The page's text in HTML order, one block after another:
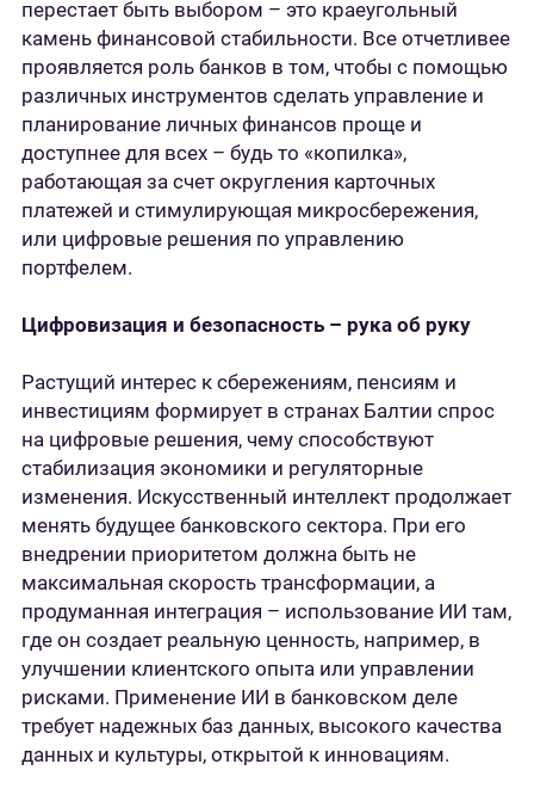
перестает быть выбором – это краеугольный
камень финансовой стабильности. Все отчетливее
проявляется роль банков в том, чтобы с помощью
различных инструментов сделать управление и
планирование личных финансов проще и
доступнее для всех – будь то «копилка»,
работающая за счет округления карточных
платежей и стимулирующая микросбережения,
или цифровые решения по управлению
портфелем.
Цифровизация и безопасность – рука об руку
Растущий интерес к сбережениям, пенсиям и
инвестициям формирует в странах Балтии спрос
на цифровые решения, чему способствуют
стабилизация экономики и регуляторные
изменения. Искусственный интеллект продолжает
менять будущее банковского сектора. При его
внедрении приоритетом должна быть не
максимальная скорость трансформации, а
продуманная интеграция – использование ИИ там,
где он создает реальную ценность, например, в
улучшении клиентского опыта или управлении
рисками. Применение ИИ в банковском деле
требует надежных баз данных, высокого качества
данных и культуры, открытой к инновациям.